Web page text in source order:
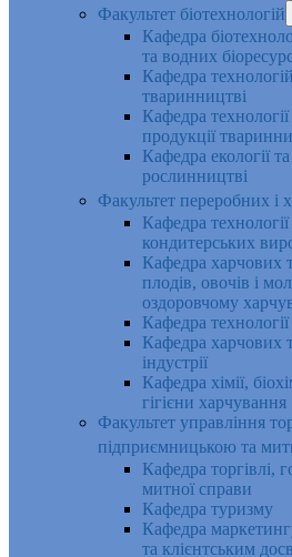
Факультет біотехнологій
Кафедра
та водних
Кафедра
тваринництві
Кафедра
продукції
Кафедра екології
рослинництві
Факультет переробних і
Кафедра технології
кондитерських
Кафедра харчових
плодів, овочів і
оздоровчому
Кафедра технології
Кафедра харчових
індустрії
Кафедра хімії,
гігієни харчування
Факультет управління
підприємницькою та
Кафедра торгівлі,
митної справи
Кафедра туризму
Кафедра
та клієнтським